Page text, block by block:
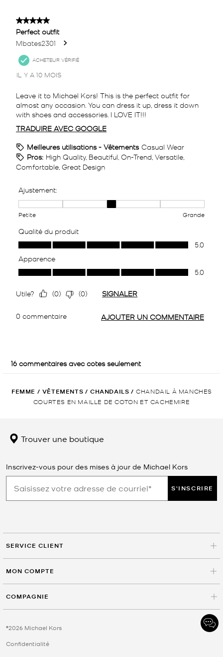
FEMME / VÊTEMENTS / CHANDAILS / CHANDAIL À MANCHES
COURTES EN MAILLE DE COTON ET CACHEMIRE
Trouver une boutique
Inscrivez-vous pour des mises à jour de Michael Kors
S'INSCRIRE
SERVICE CLIENT
MON COMPTE
COMPAGNIE
©2026 Michael Kors
Confidentialité